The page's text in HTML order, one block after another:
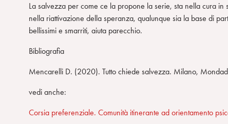
La salvezza per come ce la propone la serie, sta nella cura
nella riattivazione della speranza, qualunque sia la base di
bellissimi e smarriti, aiuta parecchio.
Bibliografia
Mencarelli D. (2020). Tutto chiede salvezza. Milano,
vedi anche:
Corsia preferenziale. Comunità itinerante ad orientamento